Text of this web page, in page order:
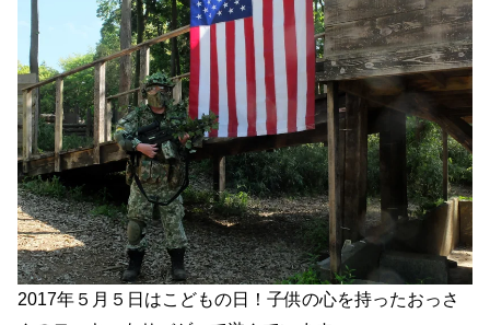
2017年５月５日はこどもの日！子供の心を持ったおっさ